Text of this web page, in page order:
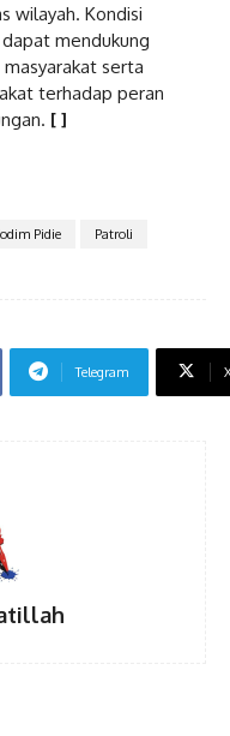
wilayah. Kondisi
mendukung
serta
terhadap peran
[ ]
Pidie
Patroli
Telegram